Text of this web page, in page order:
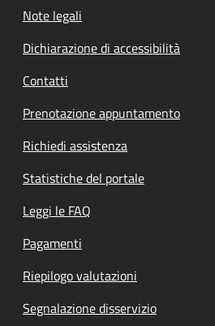
Note legali
Dichiarazione di accessibilità
Contatti
Prenotazione appuntamento
Richiedi assistenza
Statistiche del portale
Leggi le FAQ
Pagamenti
Riepilogo valutazioni
Segnalazione disservizio